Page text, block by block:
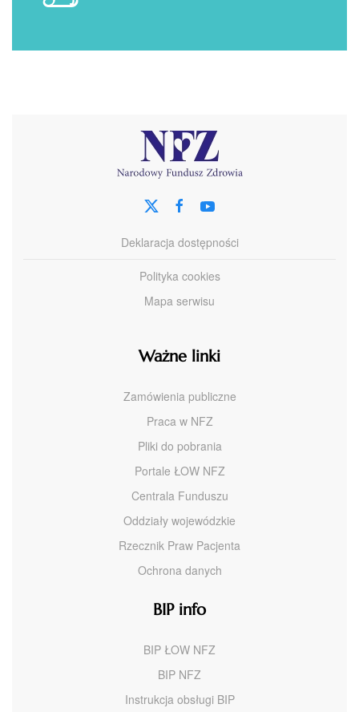
Deklaracja dostępności
Polityka cookies
Mapa serwisu
Ważne linki
Zamówienia publiczne
Praca w NFZ
Pliki do pobrania
Portale ŁOW NFZ
Centrala Funduszu
Oddziały wojewódzkie
Rzecznik Praw Pacjenta
Ochrona danych
BIP info
BIP ŁOW NFZ
BIP NFZ
Instrukcja obsługi BIP